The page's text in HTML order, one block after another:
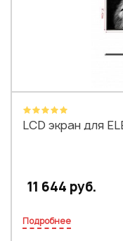
LCD экран для
11 644 руб.
Подробнее